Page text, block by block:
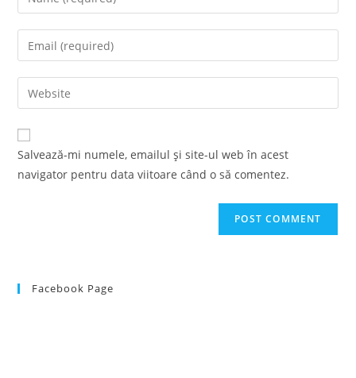
your
name
comment
Enter
your
email
address
comment
Enter
your
website
URL
Salvează-mi numele, emailul și site-ul web în acest
navigator pentru data viitoare când o să comentez.
Facebook Page